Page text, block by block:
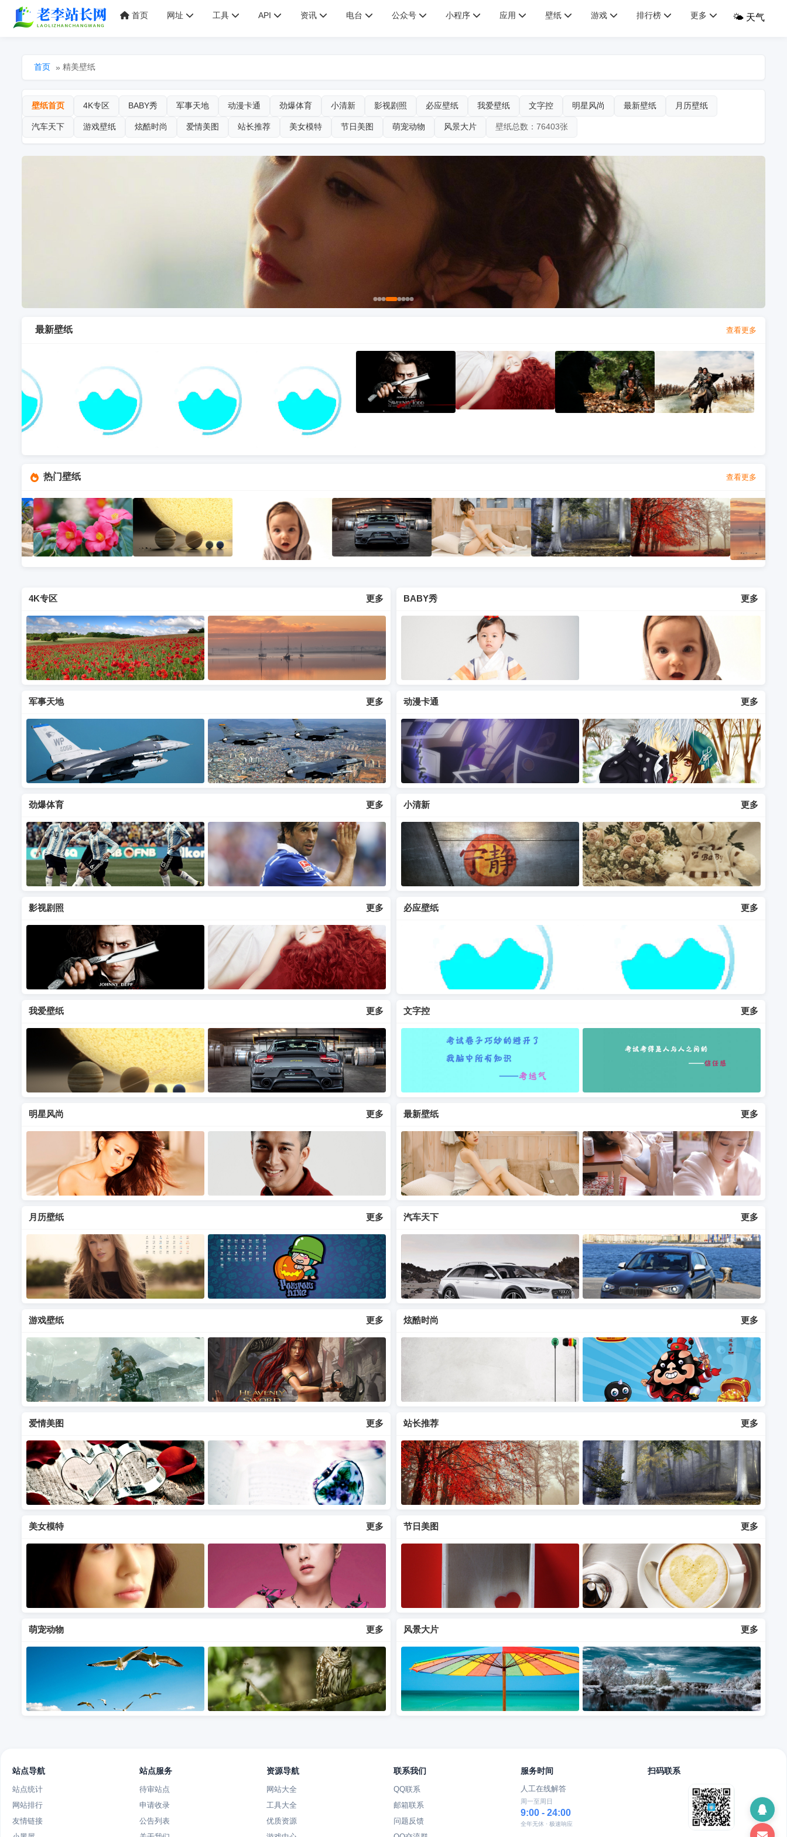
首页 网址 工具 API 资讯 电台 公众号 小程序 应用 壁纸 游戏 排行榜 更多 🌤️ 天气
首页 » 精美壁纸
壁纸首页 4K专区 BABY秀 军事天地 动漫卡通 劲爆体育 小清新 影视剧照 必应壁纸 我爱壁纸 文字控 明星风尚 最新壁纸 月历壁纸
汽车天下 游戏壁纸 炫酷时尚 爱情美图 站长推荐 美女模特 节日美图 萌宠动物 风景大片 壁纸总数：76403张
最新壁纸 查看更多
热门壁纸 查看更多
4K专区 更多 BABY秀 更多
军事天地 更多 动漫卡通 更多
劲爆体育 更多 小清新 更多
影视剧照 更多 必应壁纸 更多
我爱壁纸 更多 文字控 更多
明星风尚 更多 最新壁纸 更多
月历壁纸 更多 汽车天下 更多
游戏壁纸 更多 炫酷时尚 更多
爱情美图 更多 站长推荐 更多
美女模特 更多 节日美图 更多
萌宠动物 更多 风景大片 更多
站点导航
站点统计
网站排行
友情链接
站点服务
待审站点
申请收录
公告列表
资源导航
网站大全
工具大全
优质资源
联系我们
QQ联系
邮箱联系
问题反馈
服务时间
人工在线解答
周一至周日
9:00 - 24:00
全年无休 · 极速响应
扫码联系